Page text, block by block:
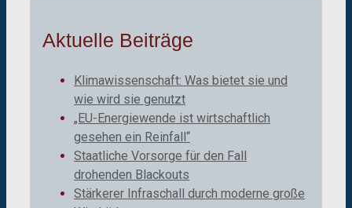
Aktuelle Beiträge
Klimawissenschaft: Was bietet sie und
wie wird sie genutzt
„EU-Energiewende ist wirtschaftlich
gesehen ein Reinfall“
Staatliche Vorsorge für den Fall
drohenden Blackouts
Stärkerer Infraschall durch moderne große